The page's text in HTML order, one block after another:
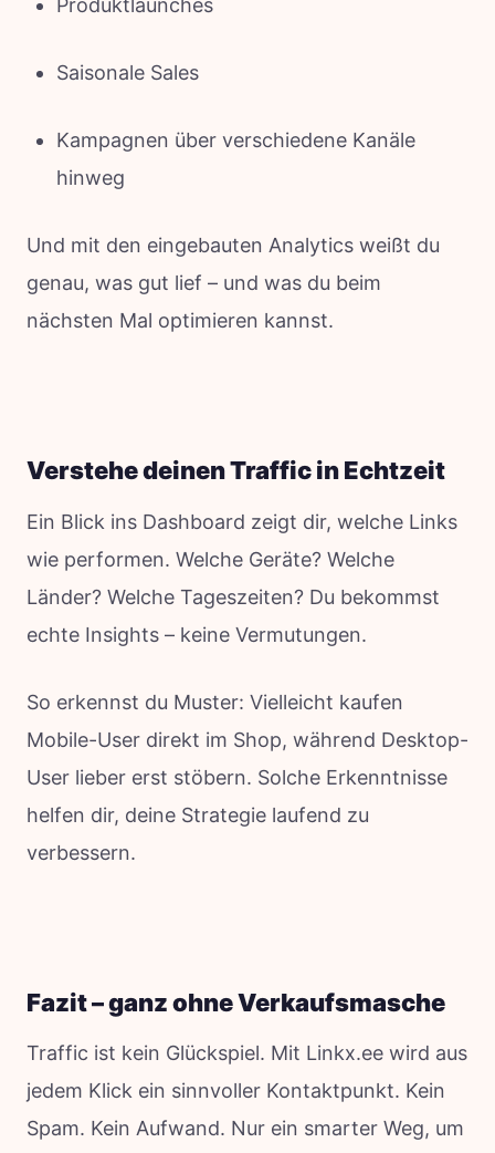
Produktlaunches
Saisonale Sales
Kampagnen über verschiedene Kanäle
hinweg
Und mit den eingebauten Analytics weißt du
genau, was gut lief – und was du beim
nächsten Mal optimieren kannst.
Verstehe deinen Traffic in Echtzeit
Ein Blick ins Dashboard zeigt dir, welche Links
wie performen. Welche Geräte? Welche
Länder? Welche Tageszeiten? Du bekommst
echte Insights – keine Vermutungen.
So erkennst du Muster: Vielleicht kaufen
Mobile-User direkt im Shop, während Desktop-
User lieber erst stöbern. Solche Erkenntnisse
helfen dir, deine Strategie laufend zu
verbessern.
Fazit – ganz ohne Verkaufsmasche
Traffic ist kein Glückspiel. Mit Linkx.ee wird aus
jedem Klick ein sinnvoller Kontaktpunkt. Kein
Spam. Kein Aufwand. Nur ein smarter Weg, um